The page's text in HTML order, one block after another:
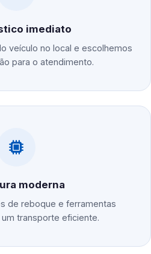
imediato
veículo no local e escolhemos
para o atendimento.
moderna
de reboque e ferramentas
transporte eficiente.